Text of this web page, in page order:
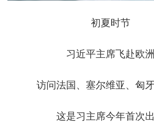
初夏时节
习近平主席飞赴欧洲
访问法国、塞尔维亚、匈
这是习主席今年首次